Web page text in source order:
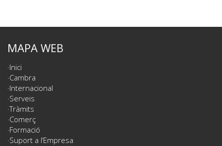
MAPA WEB
Inici
Cambra
Internacional
Serveis
Tràmits
Comerç
Formació
Suport a l’Empresa